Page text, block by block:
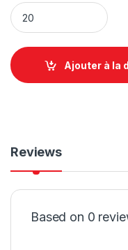
combinaison de travail
Ajouter à la
Reviews
Based on 0